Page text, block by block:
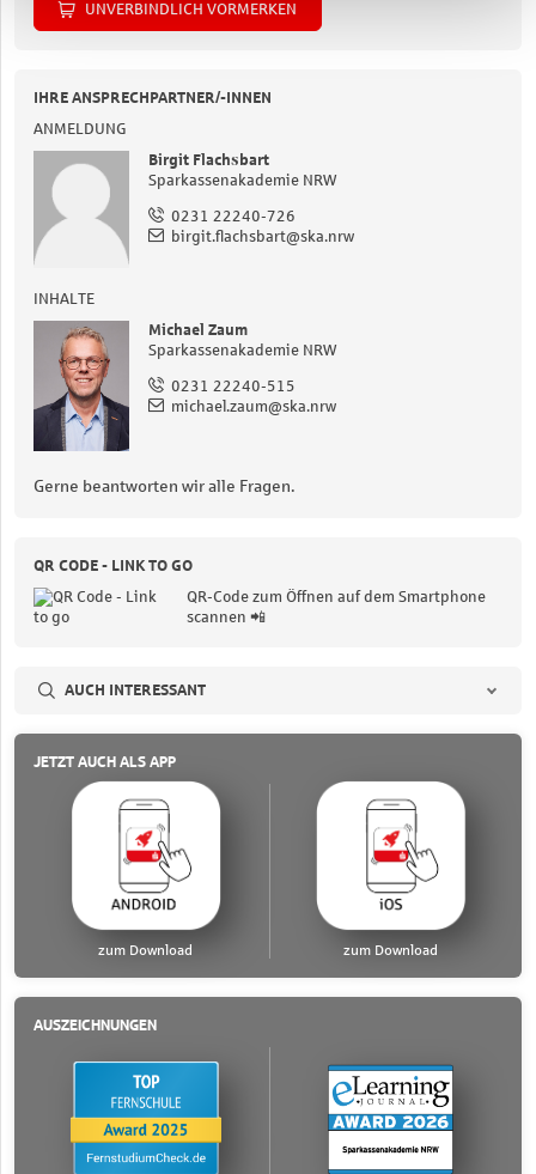
UNVERBINDLICH VORMERKEN
IHRE ANSPRECHPARTNER/-INNEN
ANMELDUNG
Birgit Flachsbart
Sparkassenakademie NRW
0231 22240-726
birgit.flachsbart@ska.nrw
INHALTE
Michael Zaum
Sparkassenakademie NRW
0231 22240-515
michael.zaum@ska.nrw
Gerne beantworten wir alle Fragen.
QR CODE - LINK TO GO
QR-Code zum Öffnen auf dem Smartphone
scannen 📲
AUCH INTERESSANT
JETZT AUCH ALS APP
zum Download zum Download
AUSZEICHNUNGEN